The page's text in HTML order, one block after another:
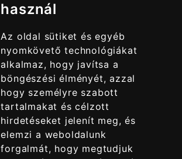
használ
Az oldal sütiket és egyéb
nyomkövető technológiákat
alkalmaz, hogy javítsa a
böngészési élményét, azzal
hogy személyre szabott
tartalmakat és célzott
hirdetéseket jelenít meg, és
elemzi a weboldalunk
forgalmát, hogy megtudjuk